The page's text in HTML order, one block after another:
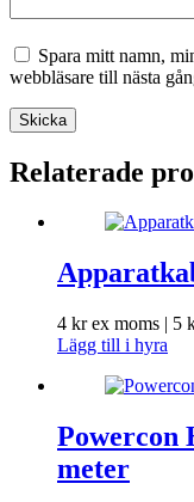
Spara mitt namn,
webbläsare till nästa
Skicka
Relaterade
4 krex moms | 5
Lägg till i hyra
Powercon
meter